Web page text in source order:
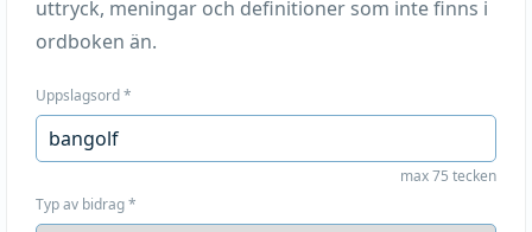
uttryck, meningar och definitioner som inte finns i
ordboken än.
Uppslagsord*
max 75 tecken
Typ av bidrag*